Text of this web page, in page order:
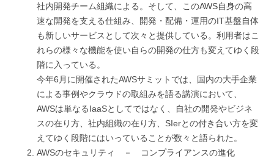
社内開発チーム組織による。そして、このAWS自身の高
速な開発を支える仕組み、開発・配備・運用のIT基盤自体
も新しいサービスとして次々と提供している。利用者はこ
れらの様々な機能を使い自らの開発の仕方も変えてゆく段
階に入っている。
今年6月に開催されたAWSサミットでは、国内の大手企業
による事例やクラウドの取組みを語る講演において、
AWSは単なるIaaSとしてではなく、自社の開発やビジネ
スの在り方、社内組織の在り方、SIerとの付き合い方を変
えてゆく段階にはいっていることが数々と語られた。
AWSのセキュリティ － コンプライアンスの進化